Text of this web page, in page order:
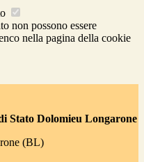
non possono essere
nella pagina della cookie
Stato Dolomieu Longarone
(BL)